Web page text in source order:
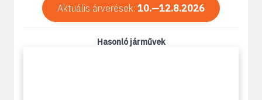
Aktuális árverések: 10.—12.8.2026
Hasonló járművek